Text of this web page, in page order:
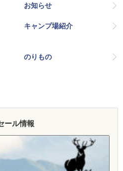
お知らせ
キャンプ場紹介
のりもの
ール情報